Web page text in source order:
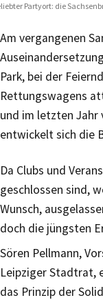
Partyort: die
Am vergangenen
Park, bei der
Rettungswagens
und im letzten Jahr
entwickelt sich die
Da Clubs und
geschlossen sind,
Wunsch,
doch die jüngsten
Sören Pellmann,
Leipziger Stadtrat,
das Prinzip der